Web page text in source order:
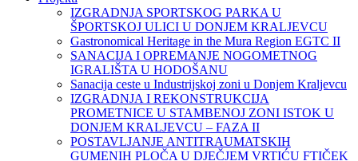
IZGRADNJA SPORTSKOG PARKA U
ŠPORTSKOJ ULICI U DONJEM KRALJEVCU
Gastronomical Heritage in the Mura Region EGTC II
SANACIJA I OPREMANJE NOGOMETNOG
IGRALIŠTA U HODOŠANU
Sanacija ceste u Industrijskoj zoni u Donjem Kraljevcu
IZGRADNJA I REKONSTRUKCIJA
PROMETNICE U STAMBENOJ ZONI ISTOK U
DONJEM KRALJEVCU – FAZA II
POSTAVLJANJE ANTITRAUMATSKIH
GUMENIH PLOČA U DJEČJEM VRTIĆU FTIČEK